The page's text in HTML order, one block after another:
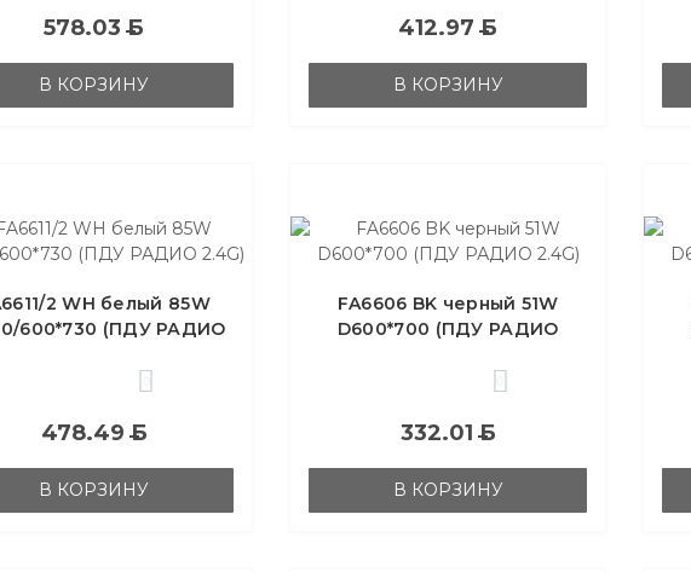
578.03Б
В КОРЗИНУ
412.97Б
В КОРЗИНУ
2 WH белый 85W
600*730 (ПДУ РАДИО
478.49Б
В КОРЗИНУ
FA6606 BK черный 51W
D600*700 (ПДУ РАДИО
332.01Б
В КОРЗИНУ